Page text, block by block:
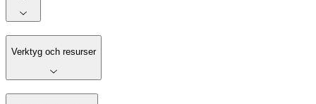
Verktyg och resurser